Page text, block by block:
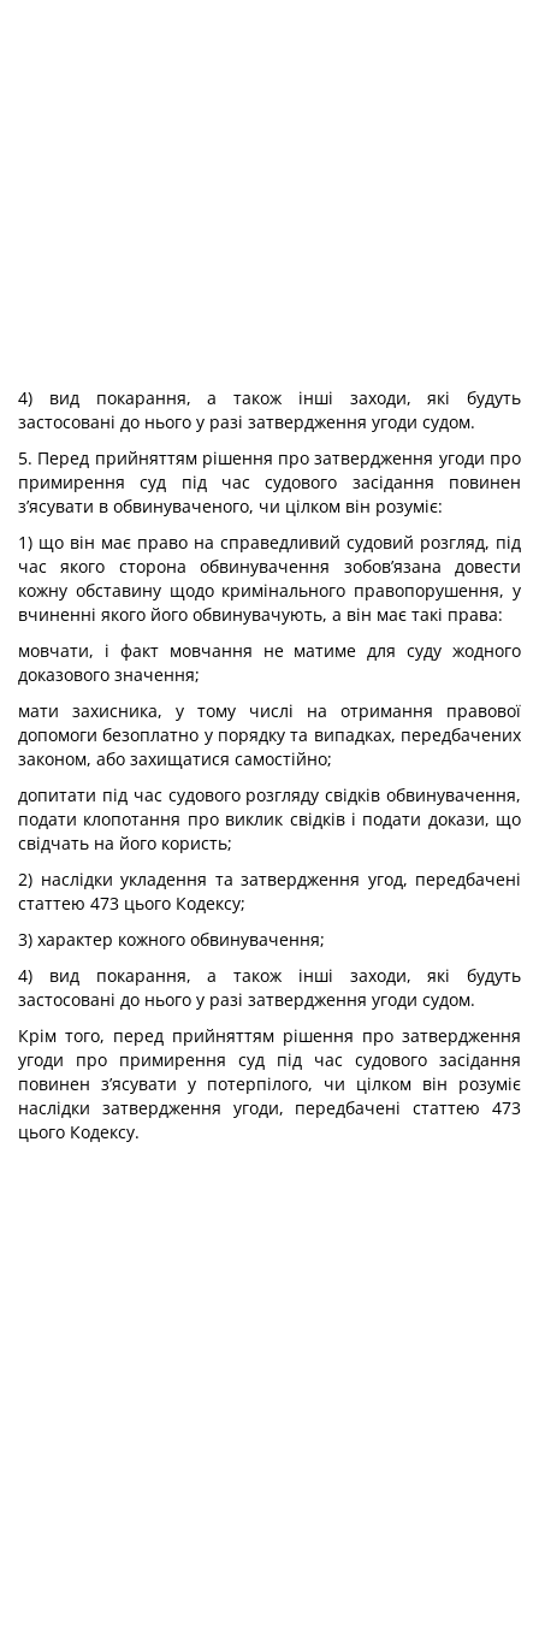
4) вид покарання, а також інші заходи, які будуть
застосовані до нього у разі затвердження угоди судом.
5. Перед прийняттям рішення про затвердження угоди про
примирення суд під час судового засідання повинен
з’ясувати в обвинуваченого, чи цілком він розуміє:
1) що він має право на справедливий судовий розгляд, під
час якого сторона обвинувачення зобов’язана довести
кожну обставину щодо кримінального правопорушення, у
вчиненні якого його обвинувачують, а він має такі права:
мовчати, і факт мовчання не матиме для суду жодного
доказового значення;
мати захисника, у тому числі на отримання правової
допомоги безоплатно у порядку та випадках, передбачених
законом, або захищатися самостійно;
допитати під час судового розгляду свідків обвинувачення,
подати клопотання про виклик свідків і подати докази, що
свідчать на його користь;
2) наслідки укладення та затвердження угод, передбачені
статтею 473 цього Кодексу;
3) характер кожного обвинувачення;
4) вид покарання, а також інші заходи, які будуть
застосовані до нього у разі затвердження угоди судом.
Крім того, перед прийняттям рішення про затвердження
угоди про примирення суд під час судового засідання
повинен з’ясувати у потерпілого, чи цілком він розуміє
наслідки затвердження угоди, передбачені статтею 473
цього Кодексу.